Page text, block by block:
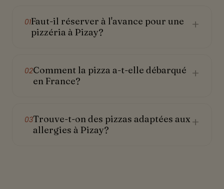
01Faut-il réserver à l'avance pour une
pizzéria à Pizay?
+
02Comment la pizza a-t-elle débarqué
en France?
+
03Trouve-t-on des pizzas adaptées aux
allergies à Pizay?
+